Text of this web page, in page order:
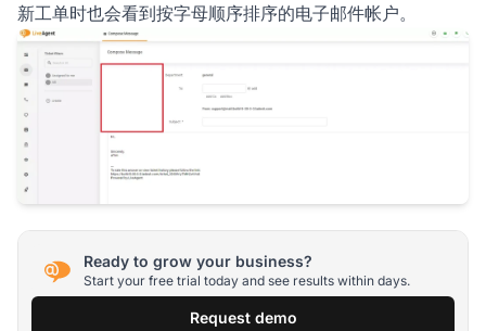
新工单时也会看到按字母顺序排序的电子邮件帐户。
Ready to grow your business?
Start your free trial today and see results within days.
Request demo